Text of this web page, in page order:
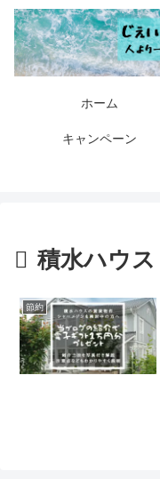
ホーム
キャンペーン
積水ハウス
節約